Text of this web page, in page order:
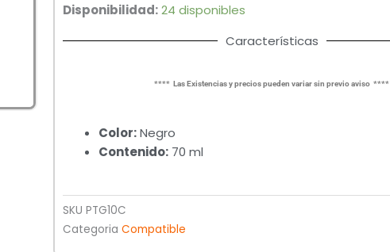
Disponibilidad:24 disponibles
Características
**** Las Existencias y precios pueden variar sin previo aviso ****
Color:Negro
Contenido: 70 ml
SKU PTG10C
Categoria Compatible